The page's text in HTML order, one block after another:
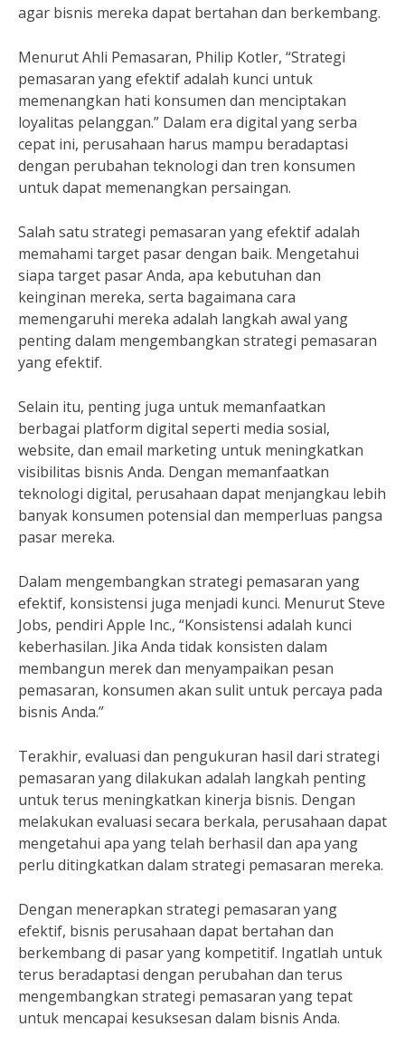
agar bisnis mereka dapat bertahan dan berkembang.
Menurut Ahli Pemasaran, Philip Kotler, “Strategi
pemasaran yang efektif adalah kunci untuk
memenangkan hati konsumen dan menciptakan
loyalitas pelanggan.” Dalam era digital yang serba
cepat ini, perusahaan harus mampu beradaptasi
dengan perubahan teknologi dan tren konsumen
untuk dapat memenangkan persaingan.
Salah satu strategi pemasaran yang efektif adalah
memahami target pasar dengan baik. Mengetahui
siapa target pasar Anda, apa kebutuhan dan
keinginan mereka, serta bagaimana cara
memengaruhi mereka adalah langkah awal yang
penting dalam mengembangkan strategi pemasaran
yang efektif.
Selain itu, penting juga untuk memanfaatkan
berbagai platform digital seperti media sosial,
website, dan email marketing untuk meningkatkan
visibilitas bisnis Anda. Dengan memanfaatkan
teknologi digital, perusahaan dapat menjangkau lebih
banyak konsumen potensial dan memperluas pangsa
pasar mereka.
Dalam mengembangkan strategi pemasaran yang
efektif, konsistensi juga menjadi kunci. Menurut Steve
Jobs, pendiri Apple Inc., “Konsistensi adalah kunci
keberhasilan. Jika Anda tidak konsisten dalam
membangun merek dan menyampaikan pesan
pemasaran, konsumen akan sulit untuk percaya pada
bisnis Anda.”
Terakhir, evaluasi dan pengukuran hasil dari strategi
pemasaran yang dilakukan adalah langkah penting
untuk terus meningkatkan kinerja bisnis. Dengan
melakukan evaluasi secara berkala, perusahaan dapat
mengetahui apa yang telah berhasil dan apa yang
perlu ditingkatkan dalam strategi pemasaran mereka.
Dengan menerapkan strategi pemasaran yang
efektif, bisnis perusahaan dapat bertahan dan
berkembang di pasar yang kompetitif. Ingatlah untuk
terus beradaptasi dengan perubahan dan terus
mengembangkan strategi pemasaran yang tepat
untuk mencapai kesuksesan dalam bisnis Anda.